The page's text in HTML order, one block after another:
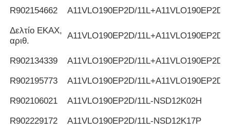
R902154662 Α11VLO190EP2D/11L+A11VLO190EP2D/
Δελτίο ΕΚΑΧ,
αριθ.
Α11VLO190EP2D/11L+A11VLO190EP2D/
R902134339 Α11VLO190EP2D/11L+A11VLO190EP2D/
R902195773 Α11VLO190EP2D/11L+A11VLO190EP2D/
R902106021 Α11VLO190EP2D/11L-NSD12K02H
R902229172 Α11VLO190EP2D/11L-NSD12K17P